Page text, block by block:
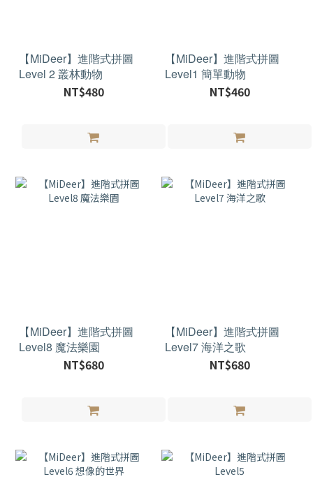
【MiDeer】進階式拼圖
Level 2 叢林動物
NT$480
【MiDeer】進階式拼圖
Level1 簡單動物
NT$460
【MiDeer】進階式拼圖
Level8 魔法樂園
NT$680
【MiDeer】進階式拼圖
Level7 海洋之歌
NT$680